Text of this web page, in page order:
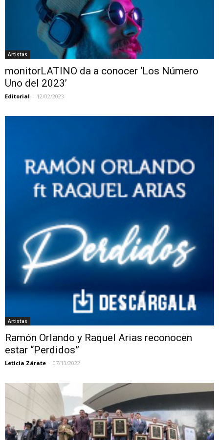
Artistas
monitorLATINO da a conocer ‘Los Número
Uno del 2023’
Editorial - 12/02/2023
Artistas
Ramón Orlando y Raquel Arias reconocen
estar “Perdidos”
Leticia Zárate - 07/13/2022